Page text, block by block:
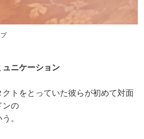
ニケーション
トをとっていた彼らが初めて対面
ンの
。